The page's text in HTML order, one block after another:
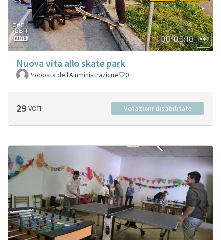
Nuova vita allo skate park
Proposta dell'Amministrazione 0
29 VOTI Votazioni disabilitate